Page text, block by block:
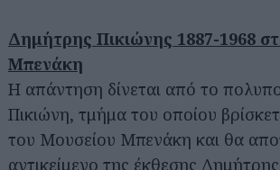
Δημήτρης Πικιώνης 1887-1968
Μπενάκη
Η απάντηση δίνεται από το
Πικιώνη, τμήμα του οποίου
του Μουσείου Μπενάκη και θα
αντικείμενο της έκθεσης